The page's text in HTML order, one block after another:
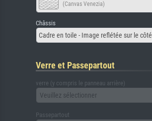
(Canvas Venezia)
Châssis
Cadre en toile - Image reflétée sur le côté
Verre et Passepartout
verre (y compris le panneau arrière)
Veuillez sélectionner
Passepartout